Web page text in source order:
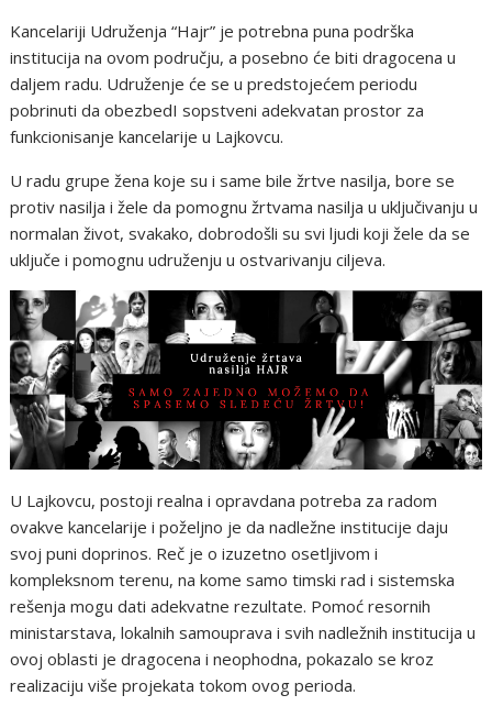
Kancelariji Udruženja “Hajr” je potrebna puna podrška
institucija na ovom području, a posebno će biti dragocena u
daljem radu. Udruženje će se u predstojećem periodu
pobrinuti da obezbedI sopstveni adekvatan prostor za
funkcionisanje kancelarije u Lajkovcu.
U radu grupe žena koje su i same bile žrtve nasilja, bore se
protiv nasilja i žele da pomognu žrtvama nasilja u uključivanju u
normalan život, svakako, dobrodošli su svi ljudi koji žele da se
uključe i pomognu udruženju u ostvarivanju ciljeva.
U Lajkovcu, postoji realna i opravdana potreba za radom
ovakve kancelarije i poželjno je da nadležne institucije daju
svoj puni doprinos. Reč je o izuzetno osetljivom i
kompleksnom terenu, na kome samo timski rad i sistemska
rešenja mogu dati adekvatne rezultate. Pomoć resornih
ministarstava, lokalnih samouprava i svih nadležnih institucija u
ovoj oblasti je dragocena i neophodna, pokazalo se kroz
realizaciju više projekata tokom ovog perioda.